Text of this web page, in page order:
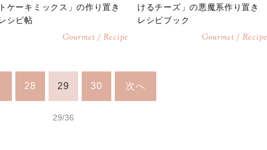
トケーキミックス」の作り置き
レシピ帖
Gourmet / Recipe
けるチーズ」の悪魔系作り置き
レシピブック
Gourmet / Recipe
28 29 30 次へ
29/36